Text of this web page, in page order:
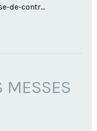
de-contr...
MESSES